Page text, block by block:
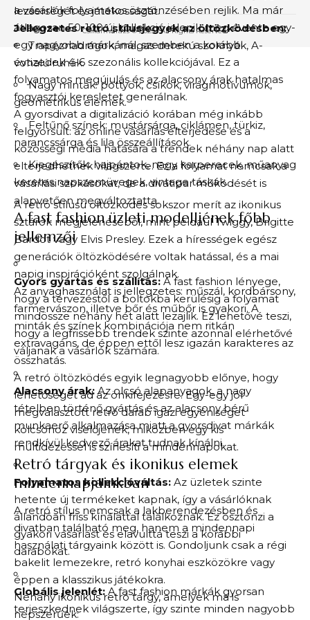
lezserségét és játékosságát.
Jellegzetes retró stílusjegyek az öltözködésben:
Trapéznadrágok, magas derekú szoknyák, A-
vonalú ruhák.
Nagy minták: pöttyök, csíkok, virágmotívumok,
geometrikus elemek.
Feltűnő színek: mustársárga, ciklámen, türkiz,
narancssárga és lila összeállítások.
Kiegészítők: hajpántok, nagy karperecek, műanyag
keretes napszemüvegek, vintage táskák.
A retró stílusú öltözködés sokszor merít az ikonikus
sztárok megjelenéséből, mint például Twiggy, Brigitte
Bardot vagy Elvis Presley. Ezek a hírességek egész
generációk öltözködésére voltak hatással, és a mai
napig inspirációként szolgálnak.
Az anyaghasználat is jellegzetes: műszál, kordbársony,
farmervászon, illetve bőr és műbőr is gyakori. A
minták és színek kombinációja nem ritkán
extravagáns, de éppen ettől lesz igazán karakteres az
összhatás.
A retró öltözködés egyik legnagyobb előnye, hogy
lehetőséget ad az önkifejezésre. Egy-egy jól
megválasztott retró darab igazi egyéniséget
kölcsönöz viselőjének, miközben egy kis
múltidézéssel is színesíti a mindennapokat.
Retró tárgyak és ikonikus elemek
mindennapjainkban
A retró stílus nemcsak a lakberendezésben és
divatban található meg, hanem a mindennapi
használati tárgyaink között is. Gondoljunk csak a régi
bakelit lemezekre, retró konyhai eszközökre vagy
éppen a klasszikus játékokra.
Néhány ikonikus retró tárgy, amelyek ma is
népszerűek:
a vásárlók folyamatos ösztönzésében rejlik. Ma már
átlagosan 50-100 új kollekció jelenik meg évente egy-
egy nagyobb márkánál, szemben a korábbi
évtizedek 4-6 szezonális kollekciójával. Ez a
folyamatos megújulás és az alacsony árak hatalmas
fogyasztói keresletet generálnak.
A gyorsdivat a digitalizáció korában még inkább
felgyorsult: az online vásárlás elterjedése és a
közösségi média hatására a trendek néhány nap alatt
elterjedhetnek világszerte. Ez a folyamat nemcsak a
vásárlási szokásokat, de a divatipar működését is
alapvetően megváltoztatta.
A fast fashion üzleti modelljének főbb
jellemzői
Gyors gyártás és szállítás:A fast fashion lényege,
hogy a tervezéstől a boltokba kerülésig a folyamat
mindössze néhány hét alatt lezajlik. Ez lehetővé teszi,
hogy a legfrissebb trendek szinte azonnal elérhetővé
váljanak a vásárlók számára.
Alacsony árak:Az olcsó alapanyagok, a nagy
tételben történő gyártás és az alacsony bérű
munkaerő alkalmazása miatt a gyorsdivat márkák
rendkívül kedvező árakat tudnak kínálni.
Folyamatos kollekcióváltás: Az üzletek szinte
hetente új termékeket kapnak, így a vásárlóknak
állandóan friss kínálattal találkoznak. Ez ösztönzi a
gyakori vásárlást és elavulttá teszi a korábbi
darabokat.
Globális jelenlét: A fast fashion márkák gyorsan
terjeszkednek világszerte, így szinte minden nagyobb
Csillámvarázs © 2025 . All Rights Reserved.